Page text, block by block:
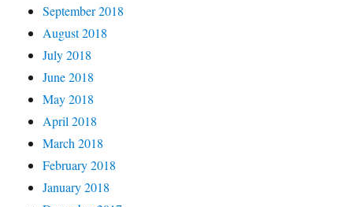
September 2018
August 2018
July 2018
June 2018
May 2018
April 2018
March 2018
February 2018
January 2018